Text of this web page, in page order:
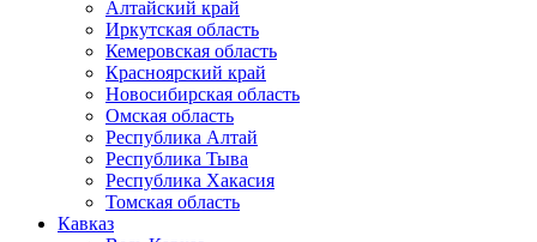
Алтайский край
Иркутская область
Кемеровская область
Красноярский край
Новосибирская область
Омская область
Республика Алтай
Республика Тыва
Республика Хакасия
Томская область
Кавказ